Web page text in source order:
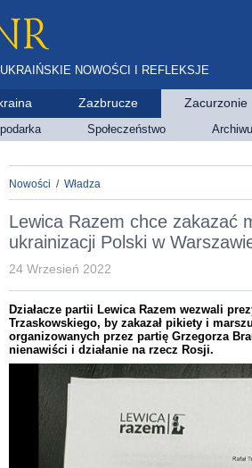
NOWOŚCI I REFLEKSJE
Zazbrucze Zacurzonie
Społeczeństwo
Nowości / Władza
Lewica Razem chce zakazać
ukrainizacji Polski w
24 Wrzesień 2022
Działacze partii Lewica Razem wezwali
Trzaskowskiego, by zakazał pikiety i
organizowanych przez partię Grzegorza
nienawiści i działanie na rzecz Rosji.